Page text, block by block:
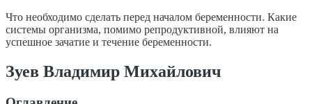
Что необходимо сделать перед началом беременности. Какие
системы организма, помимо репродуктивной, влияют на
успешное зачатие и течение беременности.
Зуев Владимир Михайлович